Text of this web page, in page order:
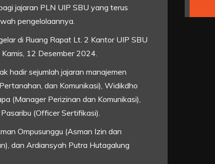
jajaran PLN UIP SBU yang terus
pengelolaannya.
di Ruang Rapat Lt. 2 Kantor UIP SBU
Kamis, 12 Desember 2024.
hadir sejumlah jajaran manajemen
dan Komunikasi), Widikdho
(Manager Perizinan dan Komunikasi),
(Officer Sertifikasi).
Ompusunggu (Asman Izin dan
dan Ardiansyah Putra Hutagalung